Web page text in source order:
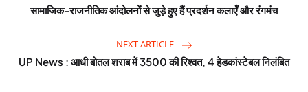
सामाजिक-राजनीतिक आंदोलनों से जुड़े हुए हैं प्रदर्शन कलाएँ और रंगमंच
NEXT ARTICLE
UP News : आधी बोतल शराब में 3500 की रिश्वत, 4 हेडकांस्टेबल निलंबित